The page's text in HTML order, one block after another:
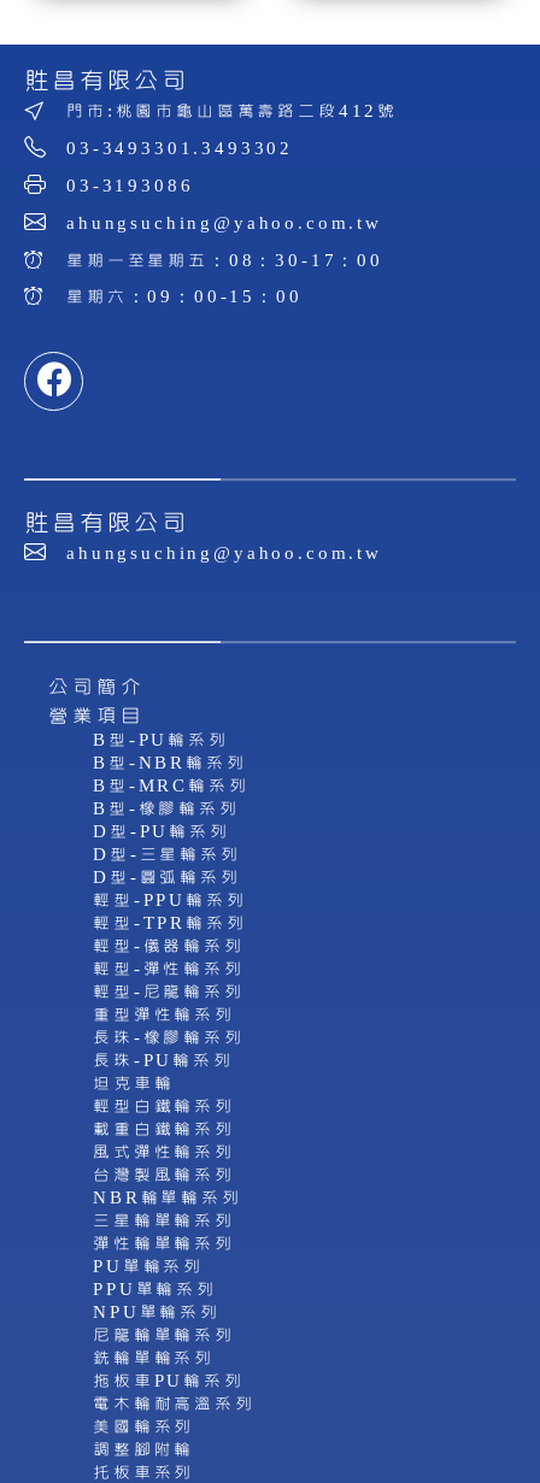
貹昌有限公司
門市:桃園市龜山區萬壽路二段412號
03-3493301.3493302
03-3193086
ahungsuching@yahoo.com.tw
星期一至星期五：08：30-17：00
星期六：09：00-15：00
貹昌有限公司
ahungsuching@yahoo.com.tw
公司簡介
營業項目
B型-PU輪系列
B型-NBR輪系列
B型-MRC輪系列
B型-橡膠輪系列
D型-PU輪系列
D型-三星輪系列
D型-圓弧輪系列
輕型-PPU輪系列
輕型-TPR輪系列
輕型-儀器輪系列
輕型-彈性輪系列
輕型-尼龍輪系列
重型彈性輪系列
長珠-橡膠輪系列
長珠-PU輪系列
坦克車輪
輕型白鐵輪系列
載重白鐵輪系列
風式彈性輪系列
台灣製風輪系列
NBR輪單輪系列
三星輪單輪系列
彈性輪單輪系列
PU單輪系列
PPU單輪系列
NPU單輪系列
尼龍輪單輪系列
銑輪單輪系列
拖板車PU輪系列
電木輪耐高溫系列
美國輪系列
調整腳附輪
托板車系列